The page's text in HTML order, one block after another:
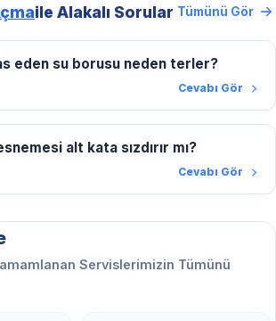
ile Alakalı Sorular Tümünü Gör
eden su borusu neden terler?
Cevabı Gör
alt kata sızdırır mı?
Cevabı Gör
Servislerimizin Tümünü